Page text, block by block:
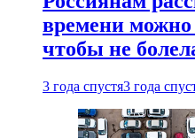
времени можно
чтобы не
3 года спустя3 года